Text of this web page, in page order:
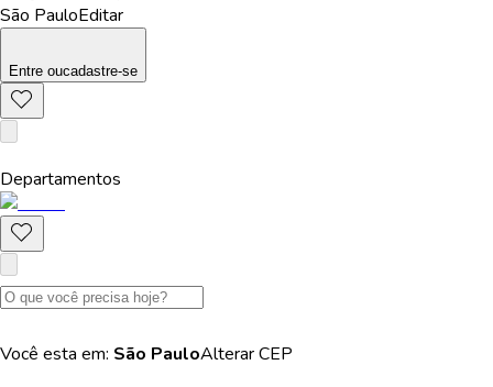
São PauloEditar
Entre oucadastre-se
Departamentos
Você esta em: São PauloAlterarCEP